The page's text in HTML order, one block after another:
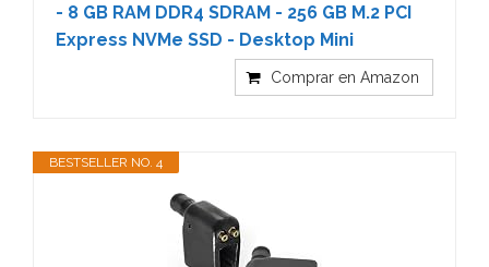
- 8 GB RAM DDR4 SDRAM - 256 GB M.2 PCI
Express NVMe SSD - Desktop Mini
Comprar en Amazon
BESTSELLER NO. 4